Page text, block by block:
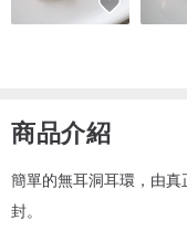
商品介紹
簡單的無耳洞耳環，由
封。